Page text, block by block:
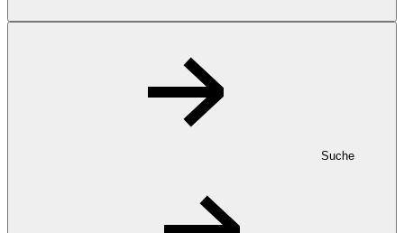
Suche